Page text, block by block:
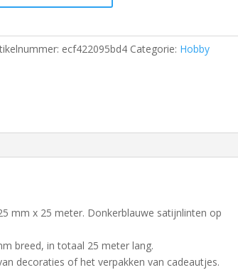
ecf422095bd4 Categorie: Hobby
mm x 25 meter. Donkerblauwe satijnlinten op
breed, in totaal 25 meter lang.
decoraties of het verpakken van cadeautjes.